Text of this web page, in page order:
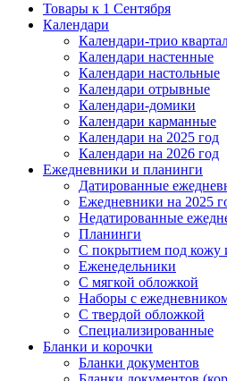
Товары к 1 Сентября
Календари
Календари-трио
Календари настенные
Календари настольные
Календари отрывные
Календари-домики
Календари карманные
Календари на 2025 год
Календари на 2026 год
Ежедневники и планинги
Датированные
Ежедневники на 2025
Недатированные
Планинги
С покрытием под кожу
Еженедельники
С мягкой обложкой
Наборы с
С твердой обложкой
Специализированные
Бланки и корочки
Бланки документов